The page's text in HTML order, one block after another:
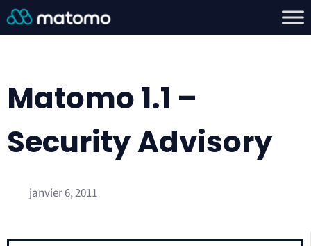
Matomo 1.1 –
Security Advisory
janvier 6, 2011